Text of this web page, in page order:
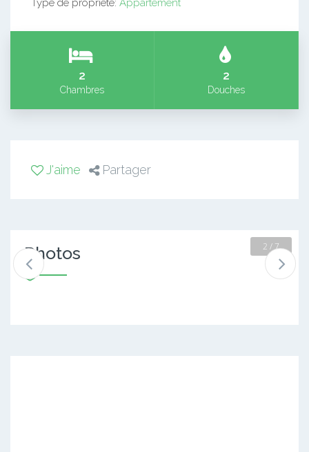
Type de propriété: Appartement
2
Chambres
2
Douches
J'aime Partager
Photos 2 / 7